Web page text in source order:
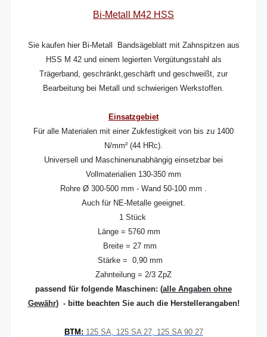
Bi-Metall M42 HSS
Sie kaufen hier Bi-Metall Bandsägeblatt mit Zahnspitzen aus
HSS M 42 und einem legierten Vergütungsstahl als
Trägerband, geschränkt,geschärft und geschweißt, zur
Bearbeitung bei Metall und schwierigen Werkstoffen.
Einsatzgebiet
Für alle Materialen mit einer Zukfestigkeit von bis zu 1400
N/mm² (44 HRc).
Universell und Maschinenunabhängig einsetzbar bei
Vollmaterialien 130-350 mm
Rohre Ø 300-500 mm - Wand 50-100 mm .
Auch für NE-Metalle geeignet.
1 Stück
Länge = 5760 mm
Breite = 27 mm
Stärke = 0,90 mm
Zahnteilung = 2/3 ZpZ
passend für folgende Maschinen: (alle Angaben ohne
Gewähr) - bitte beachten Sie auch die Herstellerangaben!
BTM: 125 SA, 125 SA 27, 125 SA 90 27